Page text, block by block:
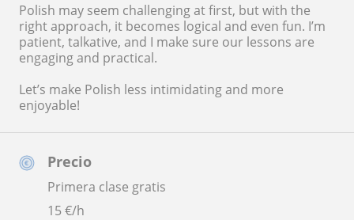
Precio
Primera clase gratis
15€/h
Polish may seem challenging at first, but with the
right approach, it becomes logical and even fun. I’m
patient, talkative, and I make sure our lessons are
engaging and practical.
Let’s make Polish less intimidating and more
enjoyable!